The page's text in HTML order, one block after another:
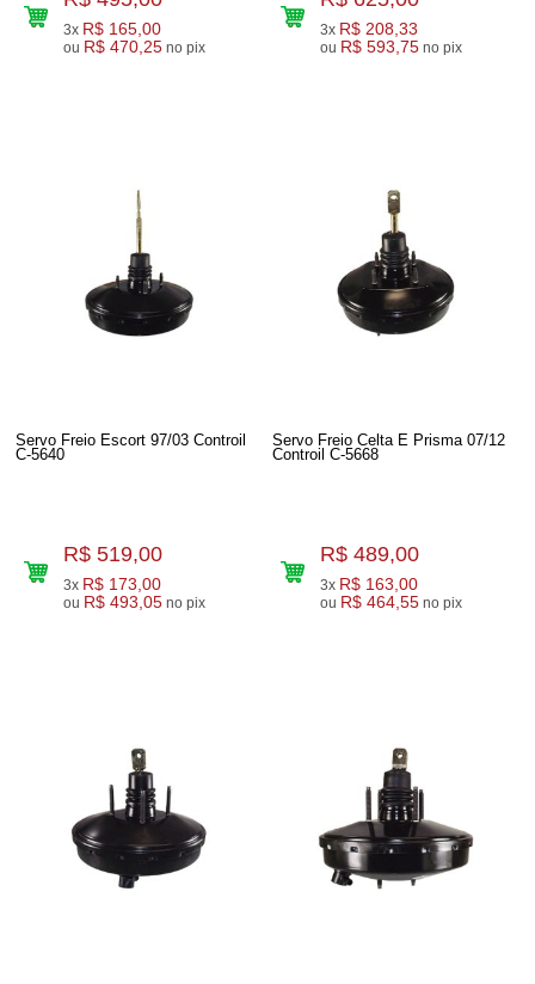
3x R$ 165,00
ou R$ 470,25 no pix
3x R$ 208,33
ou R$ 593,75 no pix
Servo Freio Escort 97/03 Controil
C-5640
R$ 519,00
3x R$ 173,00
ou R$ 493,05 no pix
Servo Freio Celta E Prisma 07/12
Controil C-5668
R$ 489,00
3x R$ 163,00
ou R$ 464,55 no pix